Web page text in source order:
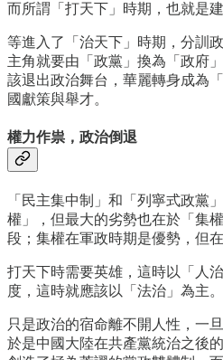
而所謂「打天下」時期，也就是
等進入了「治天下」時期，分訓
主角就要由「政黨」換為「政府
該退出政治舞台，華麗轉身成為
國獻策與舉才。
權力作祟，政治倒退
「民主集中制」和「列寧式政黨
權」，但最大的劣勢也在於「集
段；集權在軍政時期是優勢，但
打天下時需要英雄，這時以「人
度，這時就應該以「法治」為主。
只是政治的宿命離不開人性，一
於是中國大陸在共產黨統治之後